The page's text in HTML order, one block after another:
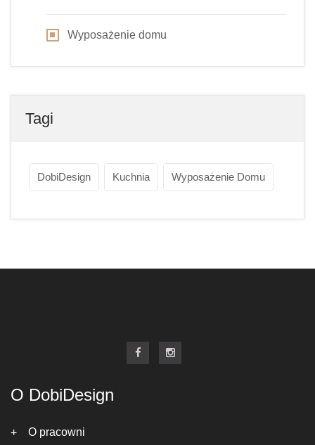
Wyposażenie domu
Tagi
DobiDesign Kuchnia Wyposażenie Domu
O DobiDesign
O pracowni